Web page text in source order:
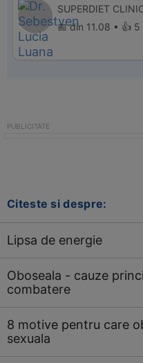
SUPERDIET
📅 din 11.08 • 👍 5
Citeste si despre:
Lipsa de energie
Oboseala - cauze
combatere
8 motive pentru care
sexuala